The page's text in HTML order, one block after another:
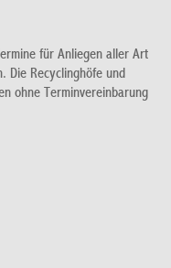
für Anliegen aller Art
Die Recyclinghöfe und
ohne Terminvereinbarung